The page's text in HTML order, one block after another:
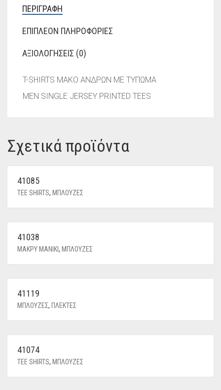
ΠΕΡΙΓΡΑΦΉ
ΕΠΙΠΛΈΟΝ ΠΛΗΡΟΦΟΡΊΕΣ
ΑΞΙΟΛΟΓΉΣΕΙΣ (0)
T-SHIRTS ΜΑΚΟ ΑΝΔΡΩΝ ΜΕ ΤΥΠΩΜΑ
MEN SINGLE JERSEY PRINTED TEES
Σχετικά προϊόντα
41085
TEE SHIRTS, ΜΠΛΟΥΖΕΣ
41038
ΜΑΚΡΥ ΜΑΝΙΚΙ, ΜΠΛΟΥΖΕΣ
41119
ΜΠΛΟΥΖΕΣ, ΠΛΕΚΤΕΣ
41074
TEE SHIRTS, ΜΠΛΟΥΖΕΣ